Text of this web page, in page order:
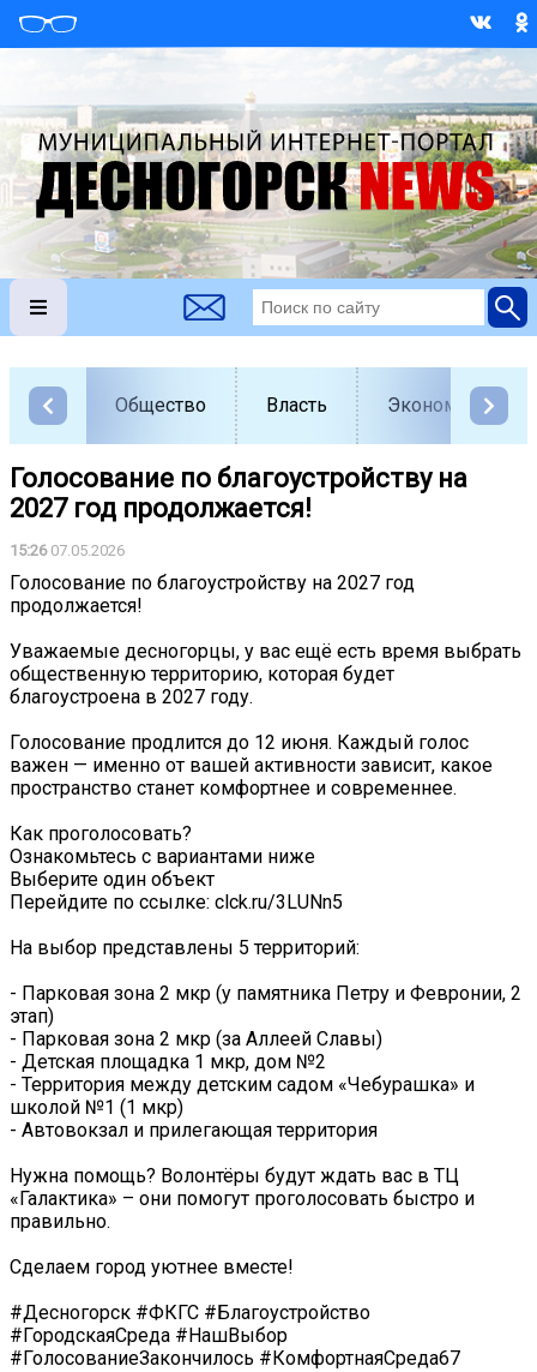
Общество Власть Экономика
Голосование по благоустройству на
2027 год продолжается!
15:2607.05.2026
Голосование по благоустройству на 2027 год
продолжается!
Уважаемые десногорцы, у вас ещё есть время выбрать
общественную территорию, которая будет
благоустроена в 2027 году.
Голосование продлится до 12 июня. Каждый голос
важен — именно от вашей активности зависит, какое
пространство станет комфортнее и современнее.
Как проголосовать?
Ознакомьтесь с вариантами ниже
Выберите один объект
Перейдите по ссылке: clck.ru/3LUNn5
На выбор представлены 5 территорий:
- Парковая зона 2 мкр (у памятника Петру и Февронии, 2
этап)
- Парковая зона 2 мкр (за Аллеей Славы)
- Детская площадка 1 мкр, дом №2
- Территория между детским садом «Чебурашка» и
школой №1 (1 мкр)
- Автовокзал и прилегающая территория
Нужна помощь? Волонтёры будут ждать вас в ТЦ
«Галактика» – они помогут проголосовать быстро и
правильно.
Сделаем город уютнее вместе!
#Десногорск #ФКГС #Благоустройство
#ГородскаяСреда #НашВыбор
#ГолосованиеЗакончилось #КомфортнаяСреда67